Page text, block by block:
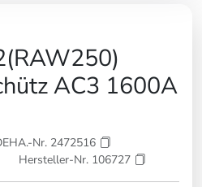
AC3 1600A
Nr. 2472516
Hersteller-Nr. 106727